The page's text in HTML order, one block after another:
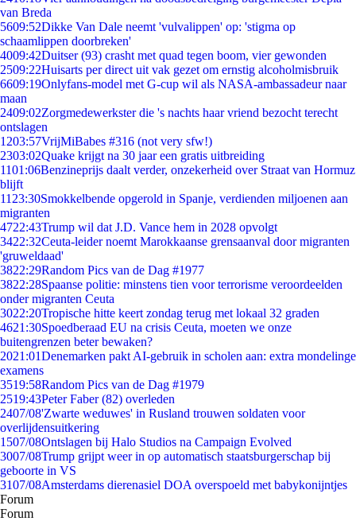
van Breda
5609:52Dikke Van Dale neemt 'vulvalippen' op: 'stigma op
schaamlippen doorbreken'
4009:42Duitser (93) crasht met quad tegen boom, vier gewonden
2509:22Huisarts per direct uit vak gezet om ernstig alcoholmisbruik
6609:19Onlyfans-model met G-cup wil als NASA-ambassadeur naar
maan
2409:02Zorgmedewerkster die 's nachts haar vriend bezocht terecht
ontslagen
1203:57VrijMiBabes #316 (not very sfw!)
2303:02Quake krijgt na 30 jaar een gratis uitbreiding
1101:06Benzineprijs daalt verder, onzekerheid over Straat van Hormuz
blijft
11 23:30Smokkelbende opgerold in Spanje, verdienden miljoenen aan
migranten
4722:43Trump wil dat J.D. Vance hem in 2028 opvolgt
3422:32Ceuta-leider noemt Marokkaanse grensaanval door migranten
'gruweldaad'
3822:29Random Pics van de Dag #1977
3822:28Spaanse politie: minstens tien voor terrorisme veroordeelden
onder migranten Ceuta
3022:20Tropische hitte keert zondag terug met lokaal 32 graden
4621:30Spoedberaad EU na crisis Ceuta, moeten we onze
buitengrenzen beter bewaken?
2021:01Denemarken pakt AI-gebruik in scholen aan: extra mondelinge
examens
3519:58Random Pics van de Dag #1979
2519:43Peter Faber (82) overleden
2407/08'Zwarte weduwes' in Rusland trouwen soldaten voor
overlijdensuitkering
1507/08Ontslagen bij Halo Studios na Campaign Evolved
3007/08Trump grijpt weer in op automatisch staatsburgerschap bij
geboorte in VS
3107/08Amsterdams dierenasiel DOA overspoeld met babykonijntjes
Forum
Forum